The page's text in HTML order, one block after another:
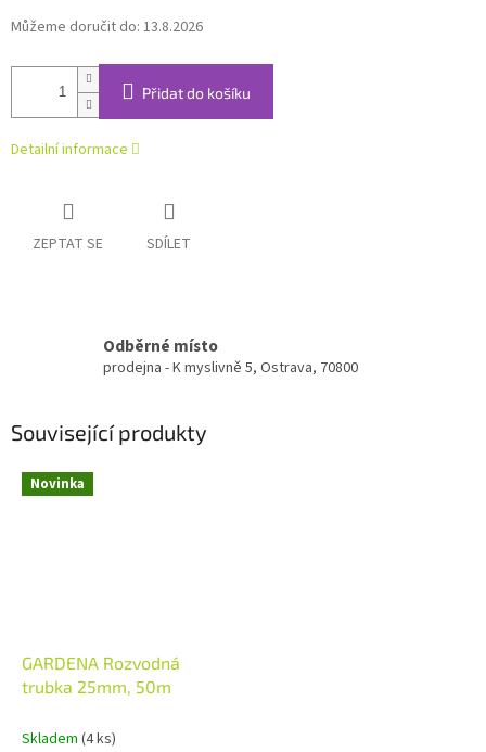
Můžeme doručit do: 13.8.2026
Přidat do košíku
Detailní informace
ZEPTAT SE SDÍLET
Odběrné místo
prodejna - K myslivně 5, Ostrava, 70800
Související produkty
Novinka
GARDENA Rozvodná
trubka 25mm, 50m
Skladem (4 ks)